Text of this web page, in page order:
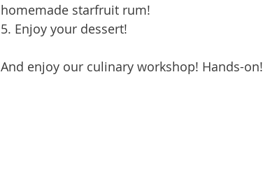
homemade starfruit rum!
5. Enjoy your dessert!
And enjoy our culinary workshop! Hands-on!